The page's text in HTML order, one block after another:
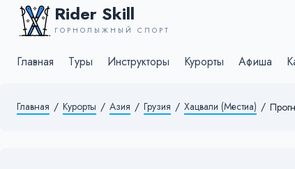
Rider Skill
ГОРНОЛЫЖНЫЙ СПОРТ
Главная Туры Инструкторы Курорты Афиша
Главная / Курорты / Азия / Грузия / Хацвали (Местиа) /